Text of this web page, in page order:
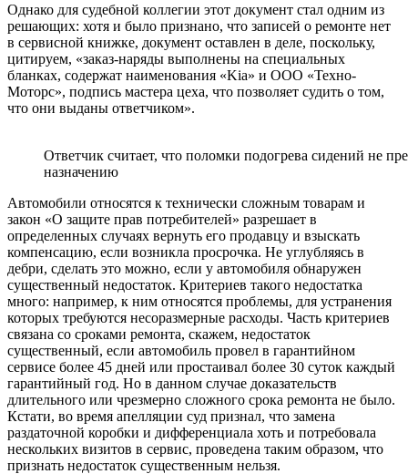
Однако для судебной коллегии этот документ стал одним из
решающих: хотя и было признано, что записей о ремонте нет
в сервисной книжке, документ оставлен в деле, поскольку,
цитируем, «заказ-наряды выполнены на специальных
бланках, содержат наименования «Kia» и ООО «Техно-
Моторс», подпись мастера цеха, что позволяет судить о том,
что они выданы ответчиком».
Ответчик считает, что поломки подогрева сидений не
назначению
Автомобили относятся к технически сложным товарам и
закон «О защите прав потребителей» разрешает в
определенных случаях вернуть его продавцу и взыскать
компенсацию, если возникла просрочка. Не углубляясь в
дебри, сделать это можно, если у автомобиля обнаружен
существенный недостаток. Критериев такого недостатка
много: например, к ним относятся проблемы, для устранения
которых требуются несоразмерные расходы. Часть критериев
связана со сроками ремонта, скажем, недостаток
существенный, если автомобиль провел в гарантийном
сервисе более 45 дней или простаивал более 30 суток каждый
гарантийный год. Но в данном случае доказательств
длительного или чрезмерно сложного срока ремонта не было.
Кстати, во время апелляции суд признал, что замена
раздаточной коробки и дифференциала хоть и потребовала
нескольких визитов в сервис, проведена таким образом, что
признать недостаток существенным нельзя.